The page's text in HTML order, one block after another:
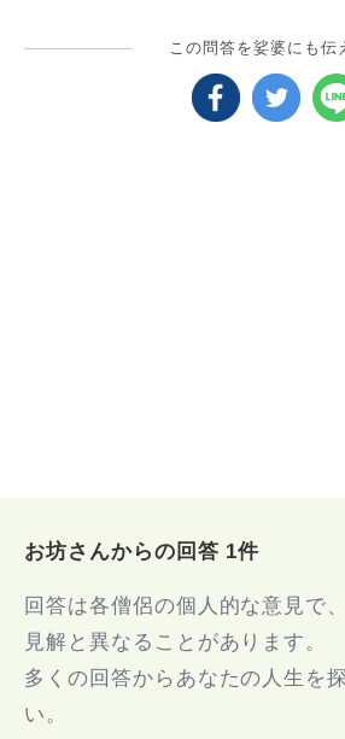
この問答を娑婆にも伝
お坊さんからの回答 1件
回答は各僧侶の個人的な意見で
見解と異なることがあります。
多くの回答からあなたの人生を
い。